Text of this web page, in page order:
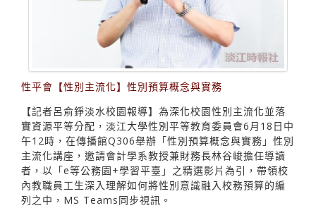
性平會【性別主流化】性別預算概念與實務
【記者呂俞錚淡水校園報導】為深化校園性別主流化並落
實資源平等分配，淡江大學性別平等教育委員會6月18日中
午12時，在傳播館Q306舉辦「性別預算概念與實務」性別
主流化講座，邀請會計學系教授兼財務長林谷峻擔任導讀
者，以「e等公務園+學習平臺」之精選影片為引，帶領校
內教職員工生深入理解如何將性別意識融入校務預算的編
列之中，MS Teams同步視訊。